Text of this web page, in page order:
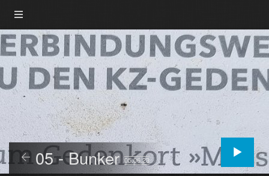
05 - Bunker05.06.23